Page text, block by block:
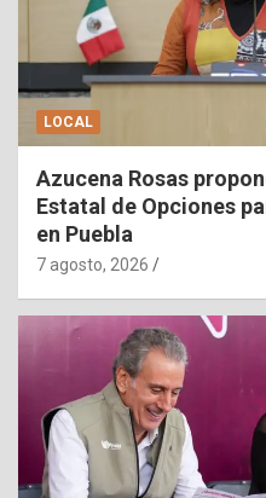
LOCAL
Azucena Rosas
Estatal de Opciones
en Puebla
7 agosto, 2026